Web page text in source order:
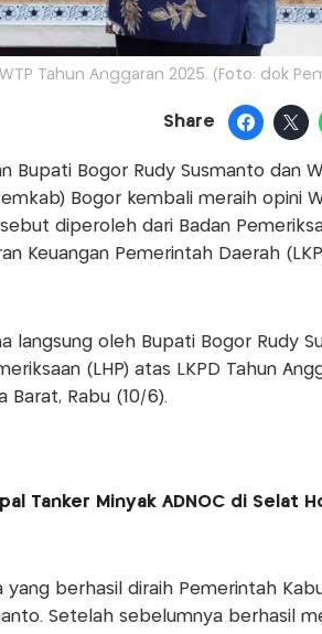
Tahun Anggaran 2025. (Foto: dok
Share
Bupati Bogor Rudy Susmanto dan
Bogor kembali meraih opini
diperoleh dari Badan
Keuangan Pemerintah Daerah
langsung oleh Bupati Bogor Rudy
(LHP) atas LKPD Tahun
Barat, Rabu (10/6).
Tanker Minyak ADNOC di Selat
yang berhasil diraih Pemerintah
Setelah sebelumnya berhasil